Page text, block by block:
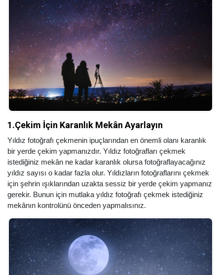
1.Çekim İçin Karanlık Mekân Ayarlayın
Yıldız fotoğrafı çekmenin ipuçlarından en önemli olanı karanlık
bir yerde çekim yapmanızdır. Yıldız fotoğrafları çekmek
istediğiniz mekân ne kadar karanlık olursa fotoğraflayacağınız
yıldız sayısı o kadar fazla olur. Yıldızların fotoğraflarını çekmek
için şehrin ışıklarından uzakta sessiz bir yerde çekim yapmanız
gerekir. Bunun için mutlaka yıldız fotoğrafı çekmek istediğiniz
mekânın kontrolünü önceden yapmalısınız.